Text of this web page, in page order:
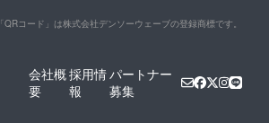
「QRコード」は株式会社デンソーウェーブの登録商標です。
会社概
要
採用情
報
パートナー
募集